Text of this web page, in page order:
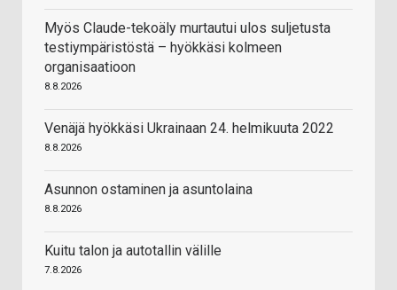
Myös Claude-tekoäly murtautui ulos suljetusta
testiympäristöstä – hyökkäsi kolmeen
organisaatioon
8.8.2026
Venäjä hyökkäsi Ukrainaan 24. helmikuuta 2022
8.8.2026
Asunnon ostaminen ja asuntolaina
8.8.2026
Kuitu talon ja autotallin välille
7.8.2026